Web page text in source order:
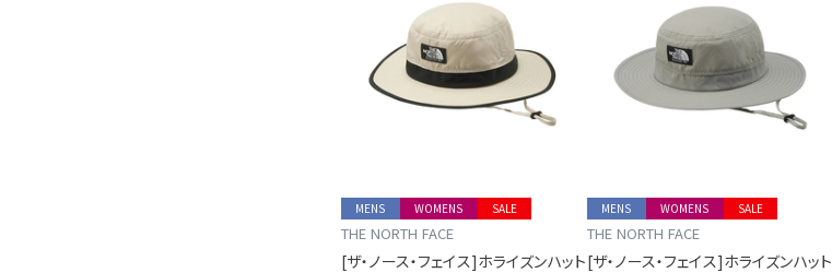
SALE
MENS WOMENS
THE NORTH FACE
[ザ・ノース・フェイス]ホライズンハット
SALE
MENS WOMENS
THE NORTH FACE
[ザ・ノース・フェイス]ホライズンハット